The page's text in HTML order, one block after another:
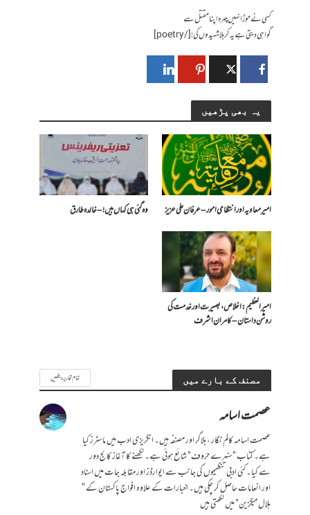
کسی نے موڑا نہیں چہرہ اپنا مقتل سے
گواہی دیتی ہے یہ کربلا شہیدوں کی ![/poetry]
یہ بھی پڑھیں
امیر معاویہ اور انتظامی امور – عرفان علی عزیز وہ گئی ہی کہاں ہیں! – خالدہ طارق
امیر العظیم: اخلاص، بصیرت اور خدمت کی
روشن داستان – کامران اشرف
مصنف کے بارے میں تمام تحاریر دیکھیں
عصمت اسامہ
عصمت اسامہ کالم نگار ،بلاگر اور مصنفہ ہیں۔ انگریزی ادب میں ماسٹرز کیا
ہے۔ کتاب "سنہرے حروف" شائع ہوئی ہے۔ لکھنے کا آغاز کالج دور
سے کیا۔ کئی ادبی تنظیموں کی جانب سے ایوارڈز اور مقابلہ جات میں اسناد
اور انعامات حاصل کر چکی ہیں۔ اخبارات کے علاوہ افواج پاکستان کے "
ہلال میگزین" میں لکھتی ہیں